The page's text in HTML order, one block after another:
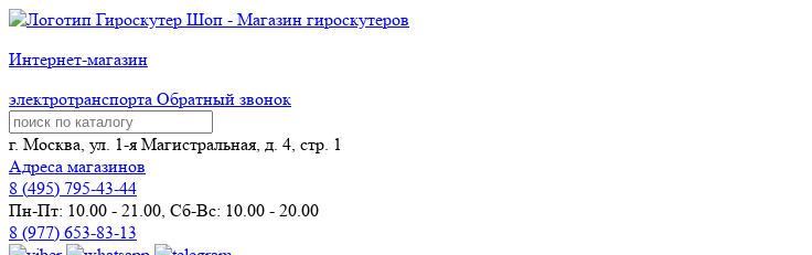
Интернет-магазин
электротранспорта Обратный звонок
г. Москва, ул. 1-я Магистральная, д. 4, стр. 1
Адреса магазинов
8 (495) 795-43-44
Пн-Пт: 10.00 - 21.00, Сб-Вс: 10.00 - 20.00
8 (977) 653-83-13